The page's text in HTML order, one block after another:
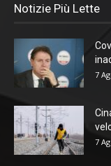
Notizie Più Lette
7
7